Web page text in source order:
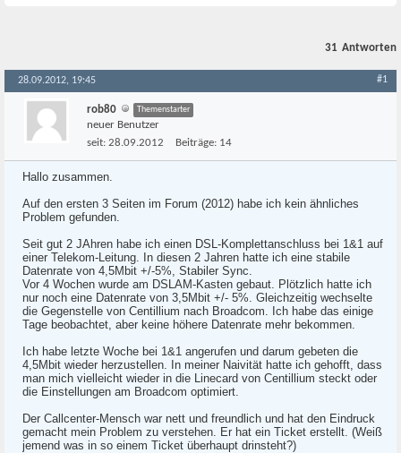
31 Antworten
28.09.2012, 19:45 #1
rob80 Themenstarter
neuer Benutzer
seit: 28.09.2012 Beiträge: 14
Hallo zusammen.
Auf den ersten 3 Seiten im Forum (2012) habe ich kein ähnliches
Problem gefunden.
Seit gut 2 JAhren habe ich einen DSL-Komplettanschluss bei 1&1 auf
einer Telekom-Leitung. In diesen 2 Jahren hatte ich eine stabile
Datenrate von 4,5Mbit +/-5%, Stabiler Sync.
Vor 4 Wochen wurde am DSLAM-Kasten gebaut. Plötzlich hatte ich
nur noch eine Datenrate von 3,5Mbit +/- 5%. Gleichzeitig wechselte
die Gegenstelle von Centillium nach Broadcom. Ich habe das einige
Tage beobachtet, aber keine höhere Datenrate mehr bekommen.
Ich habe letzte Woche bei 1&1 angerufen und darum gebeten die
4,5Mbit wieder herzustellen. In meiner Naivität hatte ich gehofft, dass
man mich vielleicht wieder in die Linecard von Centillium steckt oder
die Einstellungen am Broadcom optimiert.
Der Callcenter-Mensch war nett und freundlich und hat den Eindruck
gemacht mein Problem zu verstehen. Er hat ein Ticket erstellt. (Weiß
jemend was in so einem Ticket überhaupt drinsteht?)